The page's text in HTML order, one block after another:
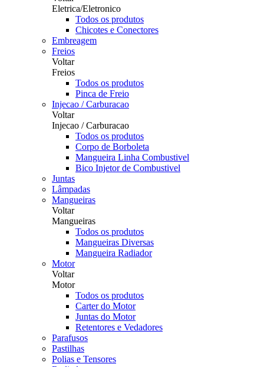
Eletrica/Eletronico
Todos os produtos
Chicotes e Conectores
Embreagem
Freios
Voltar
Freios
Todos os produtos
Pinca de Freio
Injecao / Carburacao
Voltar
Injecao / Carburacao
Todos os produtos
Corpo de Borboleta
Mangueira Linha Combustivel
Bico Injetor de Combustivel
Juntas
Lâmpadas
Mangueiras
Voltar
Mangueiras
Todos os produtos
Mangueiras Diversas
Mangueira Radiador
Motor
Voltar
Motor
Todos os produtos
Carter do Motor
Juntas do Motor
Retentores e Vedadores
Parafusos
Pastilhas
Polias e Tensores